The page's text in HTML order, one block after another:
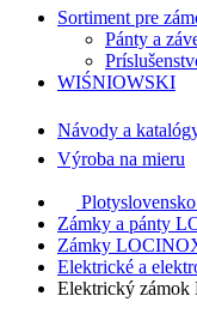
Sortiment pre
Pánty a
WIŚNIOWSKI
Návody a
Výroba na mieru
Zámky a pánty
Zámky
Elektrické a
Elektrický